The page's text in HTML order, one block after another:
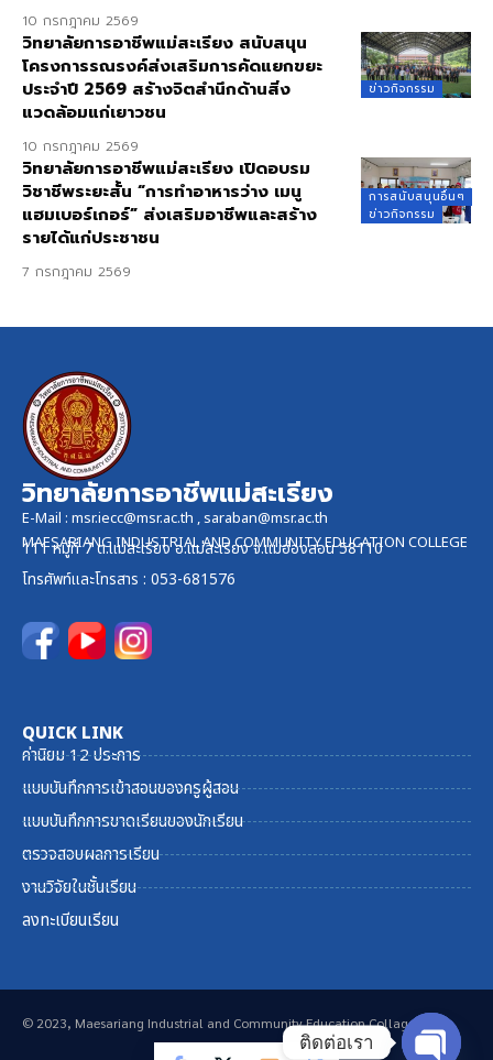
10 กรกฎาคม 2569
ข่าวกิจกรรม
วิทยาลัยการอาชีพแม่สะเรียง สนับสนุน
โครงการรณรงค์ส่งเสริมการคัดแยกขยะ
ประจำปี 2569 สร้างจิตสำนึกด้านสิ่ง
แวดล้อมแก่เยาวชน
10 กรกฎาคม 2569
การสนับสนุนอื่นๆ
ข่าวกิจกรรม
วิทยาลัยการอาชีพแม่สะเรียง เปิดอบรม
วิชาชีพระยะสั้น “การทำอาหารว่าง เมนู
แฮมเบอร์เกอร์” ส่งเสริมอาชีพและสร้าง
รายได้แก่ประชาชน
7 กรกฎาคม 2569
วิทยาลัยการอาชีพแม่สะเรียง
E-Mail : msr.iecc@msr.ac.th ,saraban@msr.ac.th
MAESARIANG INDUSTRIAL AND COMMUNITY EDUCATION COLLEGE
111 หมู่ที่ 7 ต.แม่สะเรียง อ.แม่สะเรียง จ.แม่ฮ่องสอน 58110
โทรศัพท์และโทรสาร : 053-681576
QUICK LINK
ค่านิยม 12 ประการ
แบบบันทึกการเข้าสอนของครูผู้สอน
แบบบันทึกการขาดเรียนของนักเรียน
ตรวจสอบผลการเรียน
งานวิจัยในชั้นเรียน
ลงทะเบียนเรียน
© 2023, Maesariang Industrial and Community Education Collage
ติดต่อเรา